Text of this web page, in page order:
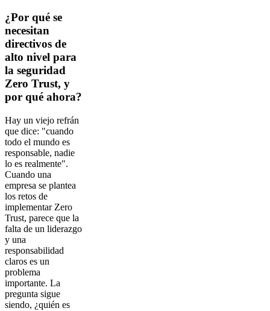
¿Por qué se
necesitan
directivos de
alto nivel para
la seguridad
Zero Trust, y
por qué ahora?
Hay un viejo refrán
que dice: "cuando
todo el mundo es
responsable, nadie
lo es realmente".
Cuando una
empresa se plantea
los retos de
implementar Zero
Trust, parece que la
falta de un liderazgo
y una
responsabilidad
claros es un
problema
importante. La
pregunta sigue
siendo, ¿quién es